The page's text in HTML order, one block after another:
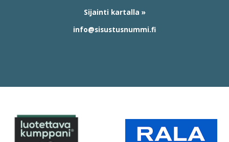
Sijainti kartalla »
info@sisustusnummi.fi